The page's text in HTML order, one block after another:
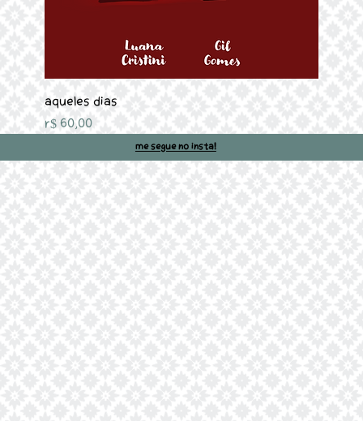
Aqueles Dias
Preço
R$ 60,00
Me segue no insta!